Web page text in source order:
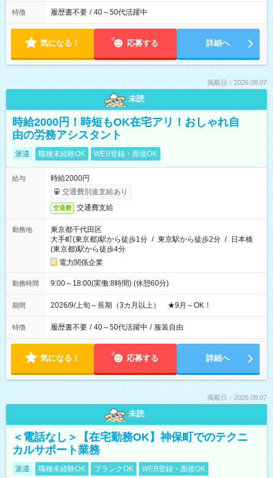
特徴 履歴書不要 / 40～50代活躍中
気になる！ 応募する 詳細へ
掲載日：2026.08.07
未読
時給2000円！時短もOK在宅アリ！おしゃれ自
由の労務アシスタント
派遣 職種未経験OK WEB登録・面接OK
給与
時給2000円
交通費別途支給あり
交通費 交通費支給
勤務地
東京都千代田区
大手町(東京都)駅から徒歩1分 / 東京駅から徒歩2分 / 日本橋
(東京都)駅から徒歩4分
電力関係企業
勤務時間 9:00～18:00(実働:8時間) (休憩60分)
期間 2026/9/上旬～長期（3カ月以上） ★9月～OK！
特徴 履歴書不要 / 40～50代活躍中 / 服装自由
気になる！ 応募する 詳細へ
掲載日：2026.08.07
未読
＜電話なし＞【在宅勤務OK】神保町でのテクニ
カルサポート業務
派遣 職種未経験OK ブランクOK WEB登録・面接OK